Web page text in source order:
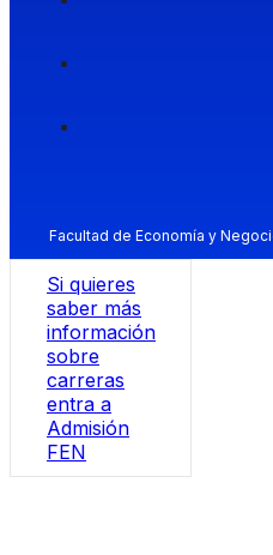
Facultad de Economía y
Si quieres
saber más
información
sobre
carreras
entra a
Admisión
FEN